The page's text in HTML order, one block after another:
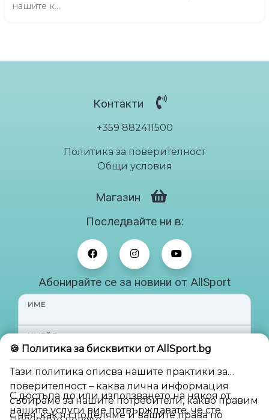
🍪 Политика за бисквитки от AllSport.bg
Тази политика описва нашите практики за
поверителност – каква лична информация
събираме за нашите потребители, какво правим
с нея, как я споделяме и вашите права по
С достъпа до или използването на някоя от
нашите услуги вие потвърждавате, че сте
нашите к...
Контакти
+359 882411500
Политика за поверителност
Общи условия
Магазин
Последвайте ни в:
Абонирайте се за новини от AllSport
ИМЕ
ИМЕЙЛ
Абонирай ме